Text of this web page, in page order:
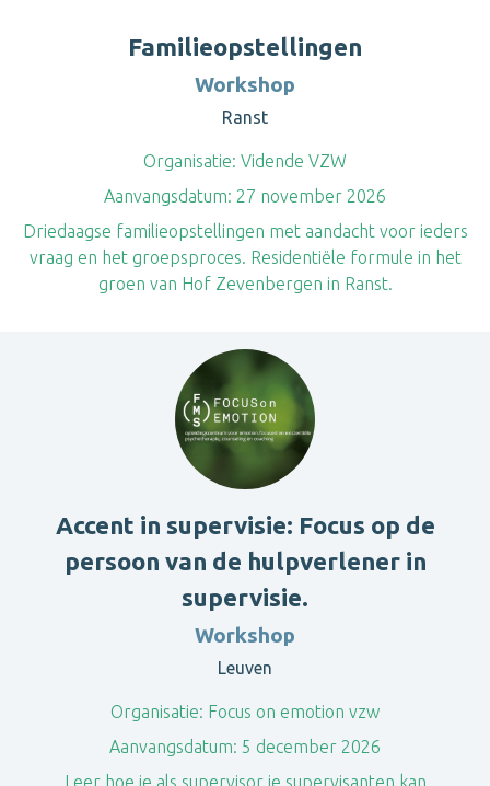
Familieopstellingen
Workshop
Ranst
Organisatie: Vidende VZW
Aanvangsdatum: 27 november 2026
Driedaagse familieopstellingen met aandacht voor ieders
vraag en het groepsproces. Residentiële formule in het
groen van Hof Zevenbergen in Ranst.
Accent in supervisie: Focus op de
persoon van de hulpverlener in
supervisie.
Workshop
Leuven
Organisatie: Focus on emotion vzw
Aanvangsdatum: 5 december 2026
Leer hoe je als supervisor je supervisanten kan